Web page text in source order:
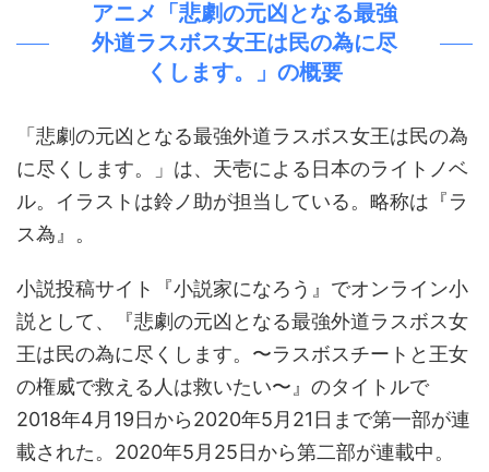
アニメ「悲劇の元凶となる最強
外道ラスボス女王は民の為に尽
くします。」の概要
「悲劇の元凶となる最強外道ラスボス女王は民の為
に尽くします。」は、天壱による日本のライトノベ
ル。イラストは鈴ノ助が担当している。略称は『ラ
ス為』。
小説投稿サイト『小説家になろう』でオンライン小
説として、『悲劇の元凶となる最強外道ラスボス女
王は民の為に尽くします。〜ラスボスチートと王女
の権威で救える人は救いたい〜』のタイトルで
2018年4月19日から2020年5月21日まで第一部が連
載された。2020年5月25日から第二部が連載中。